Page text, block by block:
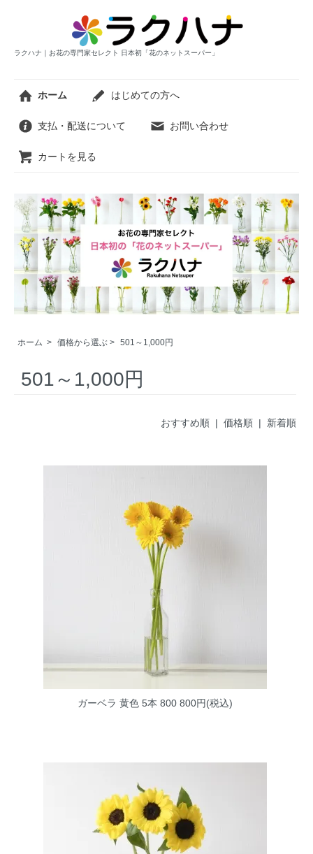
ラクハナ｜お花の専門家セレクト 日本初「花のネットスーパー」
ホーム はじめての方へ
支払・配送について お問い合わせ
カートを見る
ホーム > 価格から選ぶ > 501～1,000円
501～1,000円
おすすめ順| 価格順| 新着順
ガーベラ 黄色 5本 800800円(税込)